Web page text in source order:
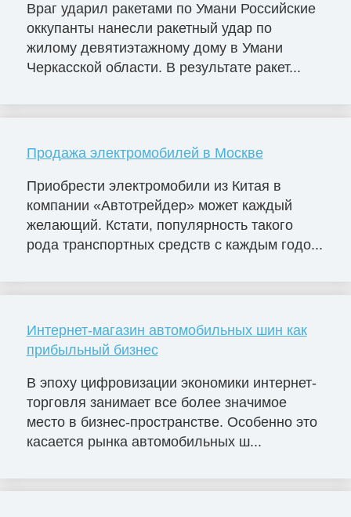
Враг ударил ракетами по Умани Российские
оккупанты нанесли ракетный удар по
жилому девятиэтажному дому в Умани
Черкасской области. В результате ракет...
Продажа электромобилей в Москве
Приобрести электромобили из Китая в
компании «Автотрейдер» может каждый
желающий. Кстати, популярность такого
рода транспортных средств с каждым годо...
Интернет-магазин автомобильных шин как
прибыльный бизнес
В эпоху цифровизации экономики интернет-
торговля занимает все более значимое
место в бизнес-пространстве. Особенно это
касается рынка автомобильных ш...